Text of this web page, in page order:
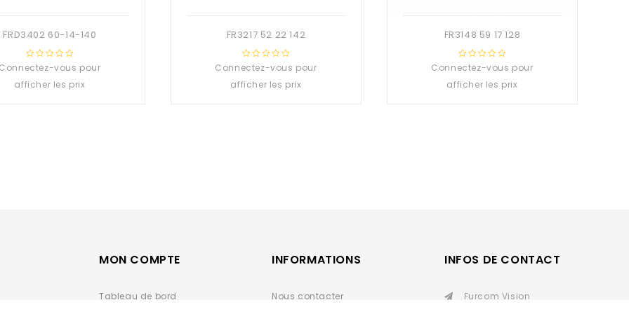
FRD3402 60-14-140
0
Connectez-vous pour
afficher les prix
FR3217 52 22 142
0
Connectez-vous pour
afficher les prix
FR3148 59 17 128
0
Connectez-vous pour
afficher les prix
MON COMPTE
Tableau de bord
INFORMATIONS
Nous contacter
INFOS DE CONTACT
Furcom Vision